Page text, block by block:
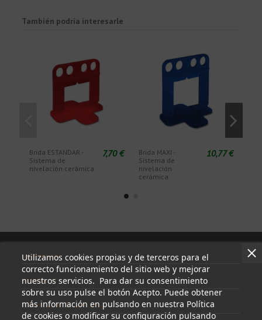
También podría interesarle
Brida ESTANDAR -
Sistema de
nivelación cerámica
7,70 €
Brida MAXI -
Sistema de
nivelación
cerámica
10,77 €
Utilizamos cookies propias y de terceros para el
correcto funcionamiento del sitio web y mejorar
nuestros servicios. Para dar su consentimiento
sobre su uso pulse el botón Acepto. Puede obtener
más información en pulsando en nuestra Política
de cookies o modificar su configuración pulsando
Información
Mi cuenta
Información de contacto